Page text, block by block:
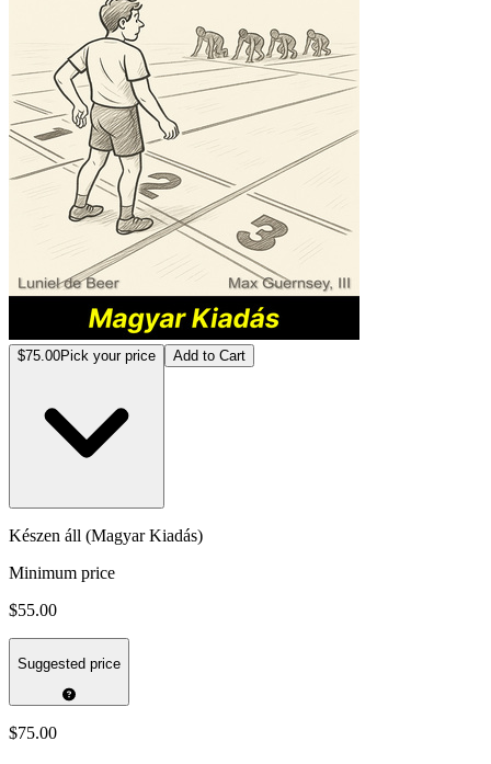
$75.00Pick your price Add to Cart
Készen áll (Magyar Kiadás)
Minimum price
$55.00
Suggested price
$75.00